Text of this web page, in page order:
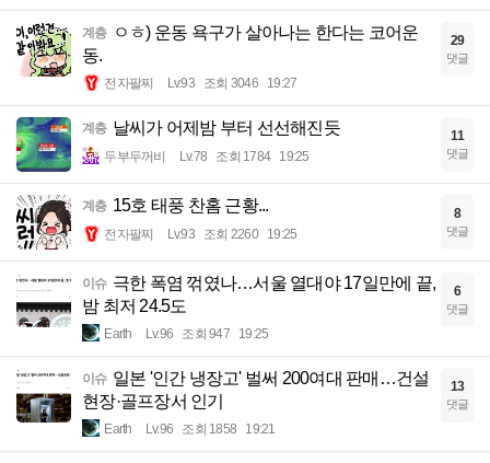
계층
ㅇㅎ) 운동 욕구가 살아나는 한다는 코어운
동.
전자팔찌 Lv.93 조회 3046 19:27
29
댓글
계층 날씨가 어제밤 부터 선선해진듯
두부두꺼비 Lv.78 조회 1784 19:25
11
댓글
계층 15호 태풍 찬홈 근황...
전자팔찌 Lv.93 조회 2260 19:25
8
댓글
이슈 극한 폭염 꺾였나…서울 열대야 17일만에 끝,
밤 최저 24.5도
Earth Lv.96 조회 947 19:25
6
댓글
이슈 일본 '인간 냉장고' 벌써 200여대 판매…건설
현장·골프장서 인기
Earth Lv.96 조회 1858 19:21
13
댓글